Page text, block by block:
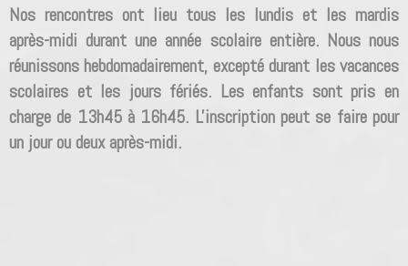
Nos rencontres ont lieu tous les lundis et les mardis
après-midi durant une année scolaire entière. Nous nous
réunissons hebdomadairement, excepté durant les vacances
scolaires et les jours fériés. Les enfants sont pris en
charge de 13h45 à 16h45. L'inscription peut se faire pour
un jour ou deux après-midi.